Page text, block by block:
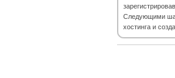
Следующими
хостинга и